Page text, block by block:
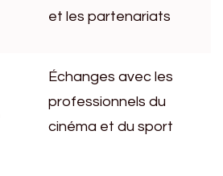
et les partenariats
Échanges avec les
professionnels du
cinéma et du sport